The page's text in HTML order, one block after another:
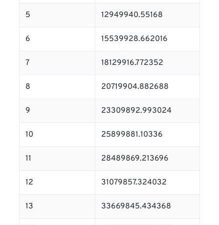
5 12949940.55168
6 15539928.662016
7 18129916.772352
8 20719904.882688
9 23309892.993024
10 25899881.10336
11 28489869.213696
12 31079857.324032
13 33669845.434368